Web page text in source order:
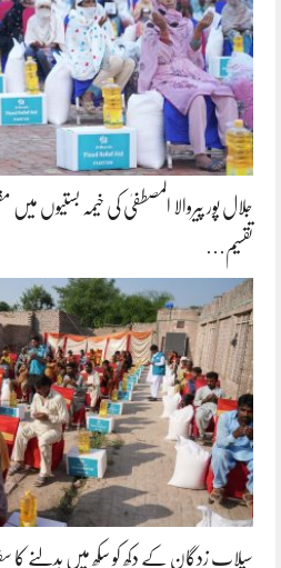
جلال پور پیروالا المصطفیٰ کی خیمہ بستیوں
تقسیم…
سیلاب زدگان کے دکھ کو سکھ میں بدلنے کا